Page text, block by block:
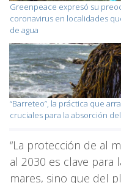
Greenpeace expresó su
coronavirus en localidades
de agua
“Barreteo”, la práctica que
cruciales para la absorción
“La protección de al
al 2030 es clave
mares, sino que del